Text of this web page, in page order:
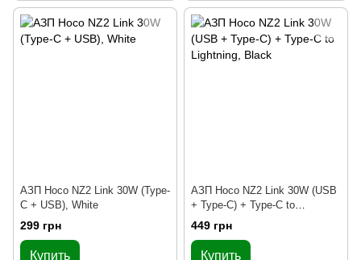
АЗП Hoco NZ2 Link 30W (Type-
C + USB), White
299 грн
Купить
АЗП Hoco NZ2 Link 30W (USB
+ Type-C) + Type-C to
Lightning, Black
449 грн
Купить